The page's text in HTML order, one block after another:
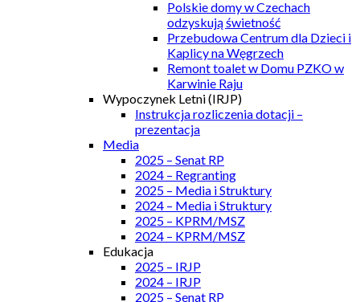
Polskie domy w Czechach
odzyskują świetność
Przebudowa Centrum dla Dzieci i
Kaplicy na Węgrzech
Remont toalet w Domu PZKO w
Karwinie Raju
Wypoczynek Letni (IRJP)
Instrukcja rozliczenia dotacji –
prezentacja
Media
2025 – Senat RP
2024 – Regranting
2025 – Media i Struktury
2024 – Media i Struktury
2025 – KPRM/MSZ
2024 – KPRM/MSZ
Edukacja
2025 – IRJP
2024 – IRJP
2025 – Senat RP